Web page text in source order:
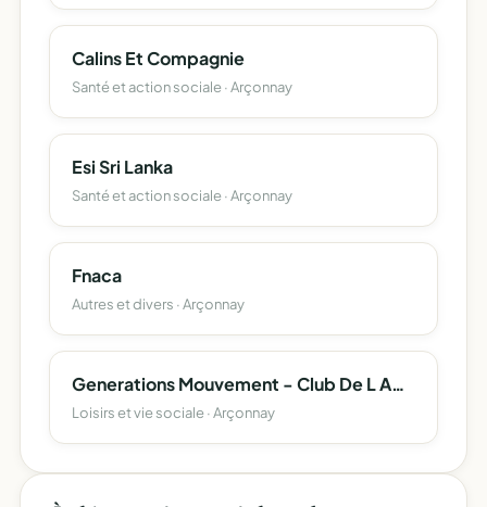
Calins Et Compagnie
Santé et action sociale · Arçonnay
Esi Sri Lanka
Santé et action sociale · Arçonnay
Fnaca
Autres et divers · Arçonnay
Generations Mouvement - Club De L Amitie D Arçonnay
Loisirs et vie sociale · Arçonnay